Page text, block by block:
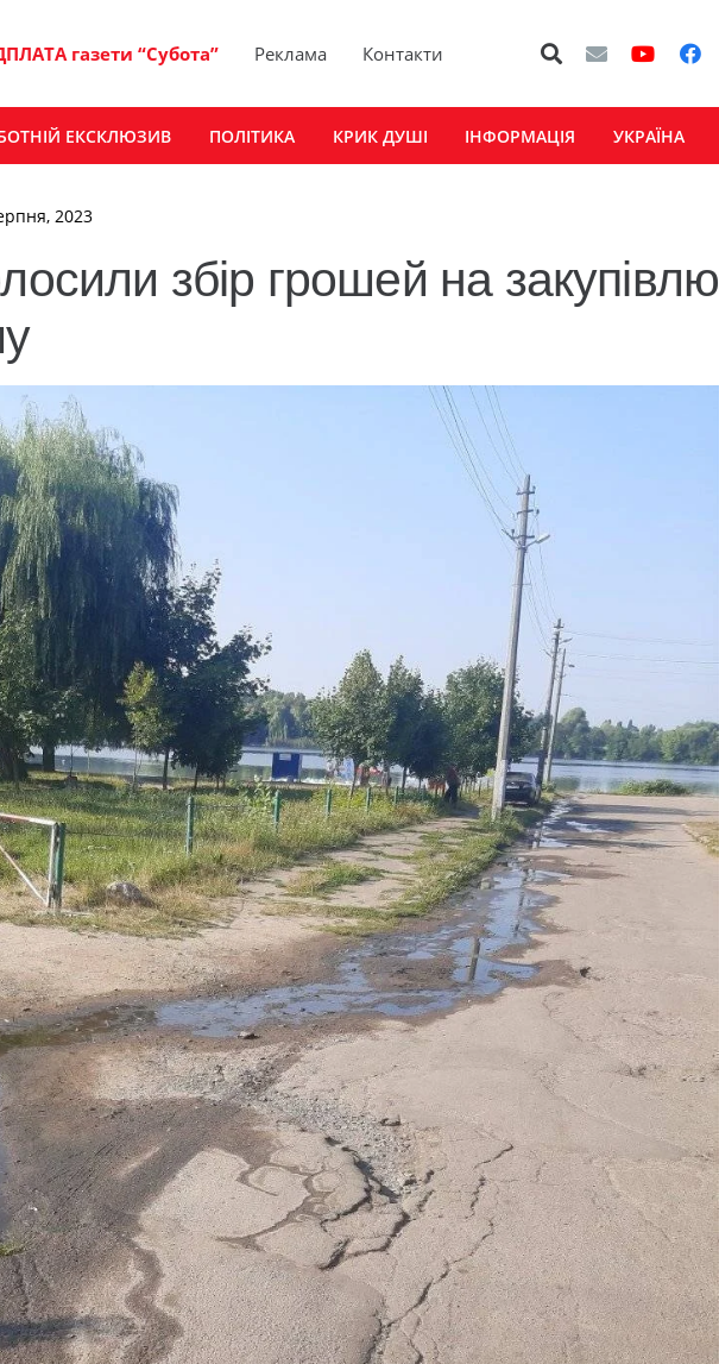
газети “Субота” Реклама Контакти
ЕКСКЛЮЗИВ ПОЛІТИКА КРИК ДУШІ ІНФОРМАЦІЯ УКРАЇНА
2023
збір грошей на закупівлю